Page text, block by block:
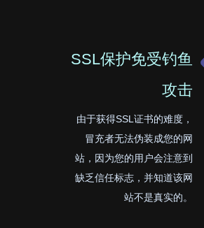
SSL保护免受钓鱼
攻击
由于获得SSL证书的难度，
冒充者无法伪装成您的网
站，因为您的用户会注意到
缺乏信任标志，并知道该网
站不是真实的。